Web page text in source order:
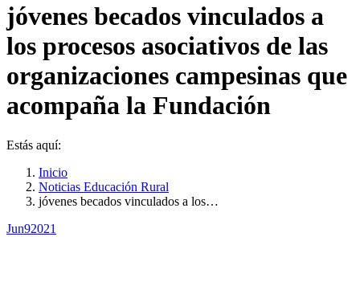
jóvenes becados vinculados a
los procesos asociativos de las
organizaciones campesinas que
acompaña la Fundación
Estás aquí:
Inicio
Noticias Educación Rural
jóvenes becados vinculados a los…
Jun92021